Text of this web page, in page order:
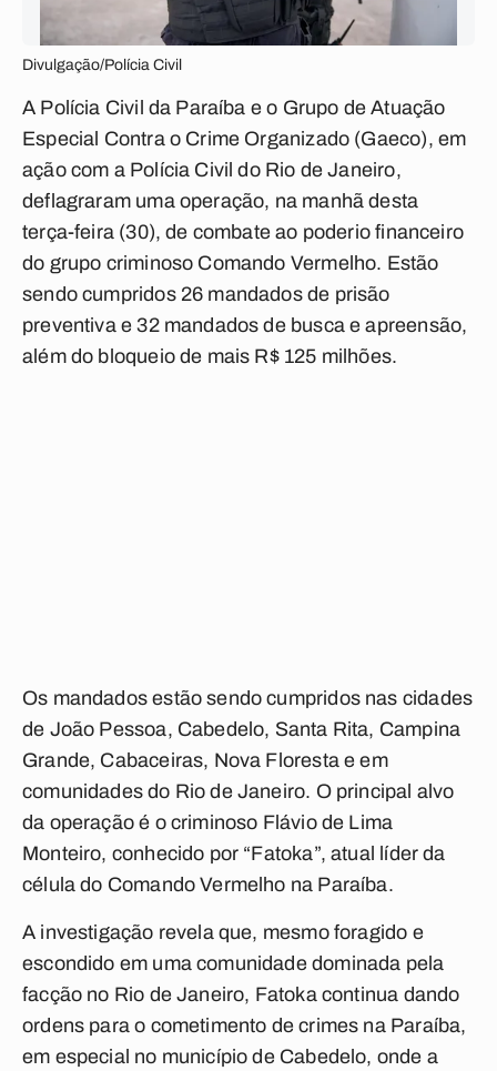
Divulgação/Polícia Civil
A Polícia Civil da Paraíba e o Grupo de Atuação
Especial Contra o Crime Organizado (Gaeco), em
ação com a Polícia Civil do Rio de Janeiro,
deflagraram uma operação, na manhã desta
terça-feira (30), de combate ao poderio financeiro
do grupo criminoso Comando Vermelho. Estão
sendo cumpridos 26 mandados de prisão
preventiva e 32 mandados de busca e apreensão,
além do bloqueio de mais R$ 125 milhões.
Os mandados estão sendo cumpridos nas cidades
de João Pessoa, Cabedelo, Santa Rita, Campina
Grande, Cabaceiras, Nova Floresta e em
comunidades do Rio de Janeiro. O principal alvo
da operação é o criminoso Flávio de Lima
Monteiro, conhecido por “Fatoka”, atual líder da
célula do Comando Vermelho na Paraíba.
A investigação revela que, mesmo foragido e
escondido em uma comunidade dominada pela
facção no Rio de Janeiro, Fatoka continua dando
ordens para o cometimento de crimes na Paraíba,
em especial no município de Cabedelo, onde a